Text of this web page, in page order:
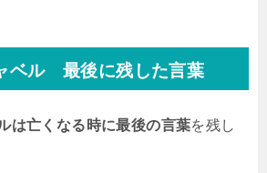
ベル 最後に残した言葉
は亡くなる時に最後の言葉を残し